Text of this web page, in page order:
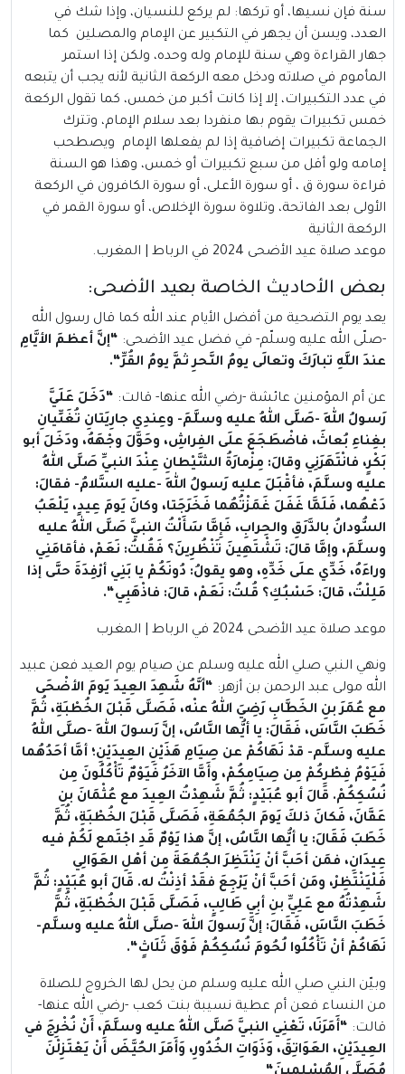
سنة فإن نسيها، أو تركها: لم يركع للنسيان، وإذا شك في
العدد، ويسن أن يجهر في التكبير عن الإمام والمصلين كما
جهار القراءة وهي سنة للإمام وله وحده، ولكن إذا استمر
المأموم في صلاته ودخل معه الركعة الثانية لأنه يجب أن يتبعه
في عدد التكبيرات، إلا إذا كانت أكبر من خمس، كما تقول الركعة
خمس تكبيرات يقوم بها منفردا بعد سلام الإمام، وتترك
الجماعة تكبيرات إضافية إذا لم يفعلها الإمام ويصطحب
إمامه ولو أقل من سبع تكبيرات أو خمس، وهذا هو السنة
قراءة سورة ق ، أو سورة الأعلى، أو سورة الكافرون في الركعة
الأولى بعد الفاتحة، وتلاوة سورة الإخلاص، أو سورة القمر في
الركعة الثانية
موعد صلاة عيد الأضحى 2024 في الرباط | المغرب.
بعض الأحاديث الخاصة بعيد الأضحى:
يعد يوم التضحية من أفضل الأيام عند الله كما قال رسول الله
-صلّى الله عليه وسلّم- في فضل عيد الأضحى: “إنَّ أعظمَ الأيَّامِ
عندَ اللَّهِ تبارَكَ وتعالَى يومُ النَّحرِ ثمَّ يومُ القُرِّ“.
عن أم المؤمنين عائشة -رضي الله عنها- قالت: “دَخَلَ عَلَيَّ
رَسولُ اللهِ -صَلَّى اللهُ عليه وسلَّمَ- وعِندِي جارِيَتانِ تُغَنِّيانِ
بغِناءِ بُعاثَ، فاضْطَجَعَ علَى الفِراشِ، وحَوَّلَ وجْهَهُ، ودَخَلَ أبو
بَكْرٍ، فانْتَهَرَنِي وقالَ: مِزْمارَةُ الشَّيْطانِ عِنْدَ النبيِّ صَلَّى اللهُ
عليه وسلَّمَ، فأقْبَلَ عليه رَسولُ اللهِ -عليه السَّلامُ- فقالَ:
دَعْهُما، فَلَمَّا غَفَلَ غَمَزْتُهُما فَخَرَجَتا، وكانَ يَومَ عِيدٍ، يَلْعَبُ
السُّودانُ بالدَّرَقِ والحِرابِ، فَإِمَّا سَأَلْتُ النبيَّ صَلَّى اللهُ عليه
وسلَّمَ، وإمَّا قالَ: تَشْتَهِينَ تَنْظُرِينَ؟ فَقُلتُ: نَعَمْ، فأقامَنِي
وراءَهُ، خَدِّي علَى خَدِّهِ، وهو يقولُ: دُونَكُمْ يا بَنِي أرْفِدَةَ حتَّى إذا
مَلِلْتُ، قالَ: حَسْبُكِ؟ قُلتُ: نَعَمْ، قالَ: فاذْهَبِي“.
موعد صلاة عيد الأضحى 2024 في الرباط | المغرب
ونهي النبي صلي الله عليه وسلم عن صيام يوم العيد فعن عبيد
الله مولى عبد الرحمن بن أزهر: “أنَّهُ شَهِدَ العِيدَ يَومَ الأضْحَى
مع عُمَرَ بنِ الخَطَّابِ رَضِيَ اللهُ عنْه، فَصَلَّى قَبْلَ الخُطْبَةِ، ثُمَّ
خَطَبَ النَّاسَ، فَقَالَ: يا أيُّها النَّاسُ، إنَّ رَسولَ اللهِ -صلَّى اللهُ
عليه وسلَّم- قدْ نَهَاكُمْ عن صِيَامِ هَذَيْنِ العِيدَيْنِ؛ أمَّا أحَدُهُما
فَيَوْمُ فِطْرِكُمْ مِن صِيَامِكُمْ، وأَمَّا الآخَرُ فَيَوْمٌ تَأْكُلُونَ مِن
نُسُكِكُمْ. قَالَ أبو عُبَيْدٍ: ثُمَّ شَهِدْتُ العِيدَ مع عُثْمَانَ بنِ
عَفَّانَ، فَكانَ ذلكَ يَومَ الجُمُعَةِ، فَصَلَّى قَبْلَ الخُطْبَةِ، ثُمَّ
خَطَبَ فَقَالَ: يا أيُّها النَّاسُ، إنَّ هذا يَوْمٌ قَدِ اجْتَمع لَكُمْ فيه
عِيدَانِ، فمَن أحَبَّ أنْ يَنْتَظِرَ الجُمُعَةَ مِن أهْلِ العَوَالِي
فَلْيَنْتَظِرْ، ومَن أحَبَّ أنْ يَرْجِعَ فقَدْ أذِنْتُ له. قَالَ أبو عُبَيْدٍ: ثُمَّ
شَهِدْتُهُ مع عَلِيِّ بنِ أبِي طَالِبٍ، فَصَلَّى قَبْلَ الخُطْبَةِ، ثُمَّ
خَطَبَ النَّاسَ، فَقَالَ: إنَّ رَسولَ اللهِ -صلَّى اللهُ عليه وسلَّم-
نَهَاكُمْ أنْ تَأْكُلُوا لُحُومَ نُسُكِكُمْ فَوْقَ ثَلَاثٍ“.
وبيّن النبي صلي الله عليه وسلم من يحل لها الخروج للصلاة
من النساء فعن أم عطية نسيبة بنت كعب -رضي الله عنها-
قالت: “أَمَرَنَا، تَعْنِي النبيَّ صَلَّى اللهُ عليه وسلَّمَ، أَنْ نُخْرِجَ في
العِيدَيْنِ، العَوَاتِقَ، وَذَوَاتِ الخُدُورِ، وَأَمَرَ الحُيَّضَ أَنْ يَعْتَزِلْنَ